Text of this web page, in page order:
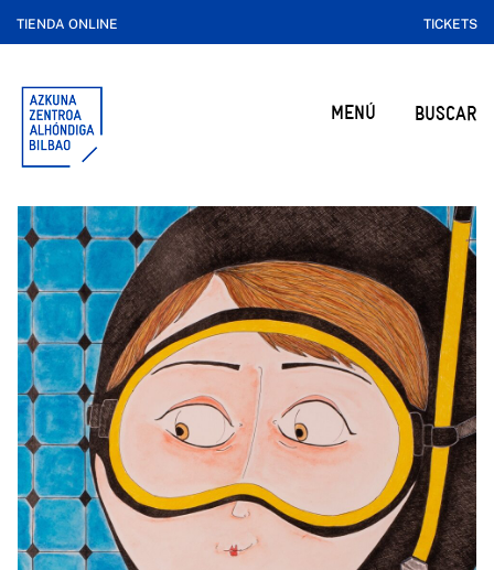
TIENDA ONLINE TICKETS
MENÚ BUSCAR